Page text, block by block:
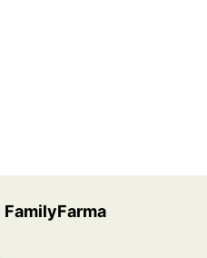
FamilyFarma